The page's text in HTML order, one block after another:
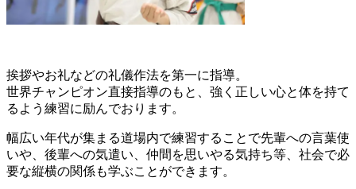
挨拶やお礼などの礼儀作法を第一に指導。
世界チャンピオン直接指導のもと、強く正しい心と体を持て
るよう練習に励んでおります。
幅広い年代が集まる道場内で練習することで先輩への言葉使
いや、後輩への気遣い、仲間を思いやる気持ち等、社会で必
要な縦横の関係も学ぶことができます。